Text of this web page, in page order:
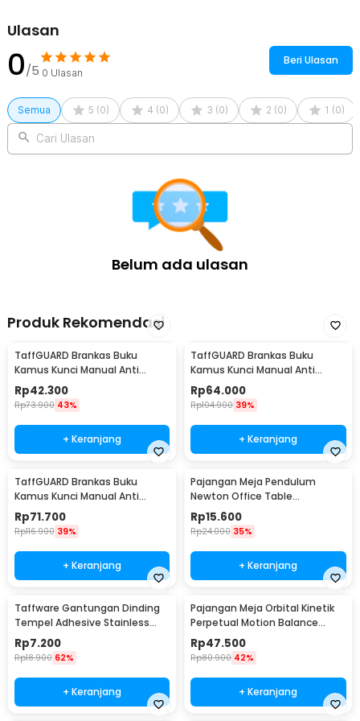
Ulasan
0/5 0 Ulasan
Beri Ulasan
Semua 5 (0) 4 (0) 3 (0) 2 (0) 1 (0)
Cari Ulasan
Belum ada ulasan
Produk Rekomendasi
TaffGUARD Brankas Buku
Kamus Kunci Manual Anti
Maling Hidden Safe Box Kecil -
KB-10L
Rp42.300
Rp73.900 43%
+ Keranjang
TaffGUARD Brankas Buku
Kamus Kunci Manual Anti
Maling Hidden Safe Box Sedang
- KB-10L
Rp64.000
Rp104.900 39%
+ Keranjang
TaffGUARD Brankas Buku
Kamus Kunci Manual Anti
Maling Hidden Safe Box Besar -
KB-10L
Rp71.700
Rp116.900 39%
+ Keranjang
Pajangan Meja Pendulum
Newton Office Table
Decoration 5 Ball S - H50S
Rp15.600
Rp24.000 35%
+ Keranjang
Taffware Gantungan Dinding
Tempel Adhesive Stainless
Steel 6 PCS - ST40
Rp7.200
Rp18.900 62%
+ Keranjang
Pajangan Meja Orbital Kinetik
Perpetual Motion Balance
Physics - NR31TX
Rp47.500
Rp80.900 42%
+ Keranjang